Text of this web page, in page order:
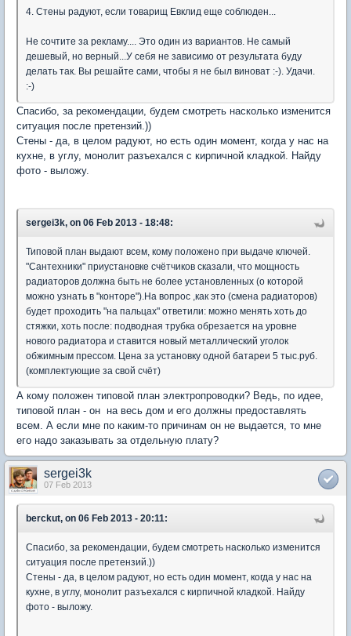
4. Стены радуют, если товарищ Евклид еще соблюден...
Не сочтите за рекламу.... Это один из вариантов. Не самый
дешевый, но верный...У себя не зависимо от результата буду
делать так. Вы решайте сами, чтобы я не был виноват :-). Удачи.
:-)
Спасибо, за рекомендации, будем смотреть насколько изменится
ситуация после претензий.))
Стены - да, в целом радуют, но есть один момент, когда у нас на
кухне, в углу, монолит разъехался с кирпичной кладкой. Найду
фото - выложу.
sergei3k, on 06 Feb 2013 - 18:48:
Типовой план выдают всем, кому положено при выдаче ключей.
"Сантехники" приустановке счётчиков сказали, что мощность
радиаторов должна быть не более установленных (о которой
можно узнать в "конторе").На вопрос ,как это (смена радиаторов)
будет проходить "на пальцах" ответили: можно менять хоть до
стяжки, хоть после: подводная трубка обрезается на уровне
нового радиатора и ставится новый металлический уголок
обжимным прессом. Цена за установку одной батареи 5 тыс.руб.
(комплектующие за свой счёт)
А кому положен типовой план электропроводки? Ведь, по идее,
типовой план - он на весь дом и его должны предоставлять
всем. А если мне по каким-то причинам он не выдается, то мне
его надо заказывать за отдельную плату?
sergei3k
07 Feb 2013
berckut, on 06 Feb 2013 - 20:11:
Спасибо, за рекомендации, будем смотреть насколько изменится
ситуация после претензий.))
Стены - да, в целом радуют, но есть один момент, когда у нас на
кухне, в углу, монолит разъехался с кирпичной кладкой. Найду
фото - выложу.